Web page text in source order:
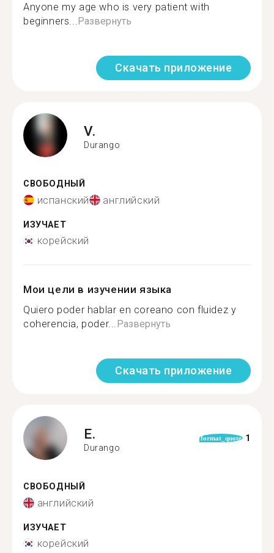
Anyone my age who is very patient with
beginners...Развернуть
Скачать приложение
V.
Durango
СВОБОДНЫЙ
испанский английский
ИЗУЧАЕТ
корейский
Мои цели в изучении языка
Quiero poder hablar en coreano con fluidez y
coherencia, poder...Развернуть
Скачать приложение
E.
Durango
format_quote 1
СВОБОДНЫЙ
английский
ИЗУЧАЕТ
корейский